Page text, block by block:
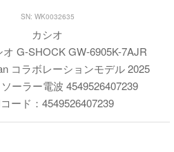
SN: WK0032635
カシオ
G-SHOCK GW-6905K-7AJR
コラボレーションモデル 2025
ーラー電波 4549526407239
ード：4549526407239